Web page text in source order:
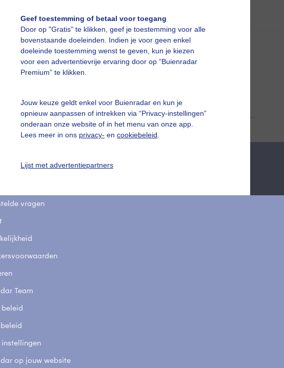
Geef toestemming of betaal voor toegang
Door op "Gratis" te klikken, geef je toestemming voor alle
bovenstaande doeleinden. Indien je voor geen enkel
doeleinde toestemming wenst te geven, kun je kiezen
voor een advertentievrije ervaring door op “Buienradar
Premium” te klikken.
Jouw keuze geldt enkel voor Buienradar en kun je
opnieuw aanpassen of intrekken via “Privacy-instellingen”
onderaan onze website of in het menu van onze app.
Lees meer in ons privacy- en cookiebeleid
Lijst met advertentiepartners
slideshow
Een moment geduld aub...
vragen
Team
beleid
instellingen
op jouw website